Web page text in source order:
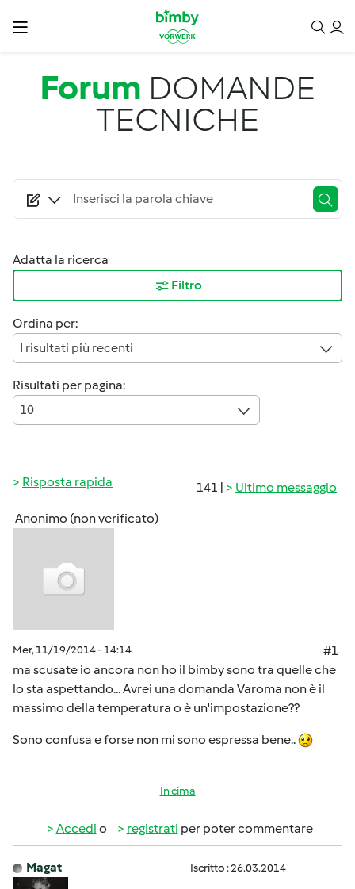
Salta al contenuto principale
Forum DOMANDE
TECNICHE
Adatta la ricerca
Filtro
Ordina per:
I risultati più recenti
Risultati per pagina:
10
141 | Ultimo messaggio
Risposta rapida
Anonimo (non verificato)
Mer, 11/19/2014 - 14:14
#1
ma scusate io ancora non ho il bimby sono tra quelle che
lo sta aspettando... Avrei una domanda Varoma non è il
massimo della temperatura o è un'impostazione??
Sono confusa e forse non mi sono espressa bene..
In cima
Accedi o registrati per poter commentare
Magat Iscritto : 26.03.2014